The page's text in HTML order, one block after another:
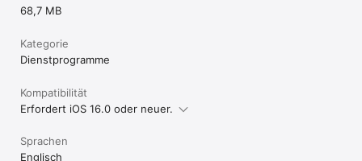
68,7 MB
Kategorie
Dienst­programme
Kompatibilität
Erfordert iOS 16.0 oder neuer.
Sprachen
Englisch